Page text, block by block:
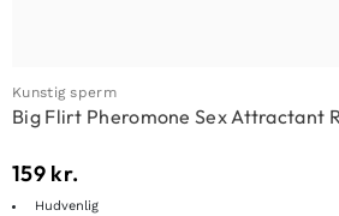
Kunstig sperm
Big Flirt Pheromone Sex Attractant
159 kr.
Hudvenlig